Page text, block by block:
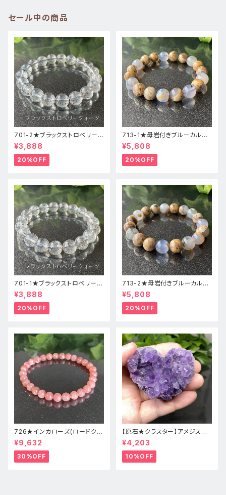
セール中の商品
701-2★ブラックストロベリーク
ォーツ【高品質】天然石ブレスレ
ッパワーストーン
¥3,888
20%OFF
713-1★母岩付きブルーカルセ
ドニー【高品質】天然石ブレスレ
ットパワーストーン
¥5,808
20%OFF
701-1★ブラックストロベリーク
ォーツ【高品質】天然石ブレスレ
ッパワーストーン
¥3,888
20%OFF
713-2★母岩付きブルーカルセ
ドニー【高品質】天然石ブレスレ
ットパワーストーン
¥5,808
20%OFF
726★インカローズ(ロードクロ
サイト)★天然石ブレスレット新
品
¥9,632
30%OFF
【原石★クラスター】アメジスト
★ハート形★cp-071天然石パ
ワーストーン★インテリア置物
¥4,203
10%OFF